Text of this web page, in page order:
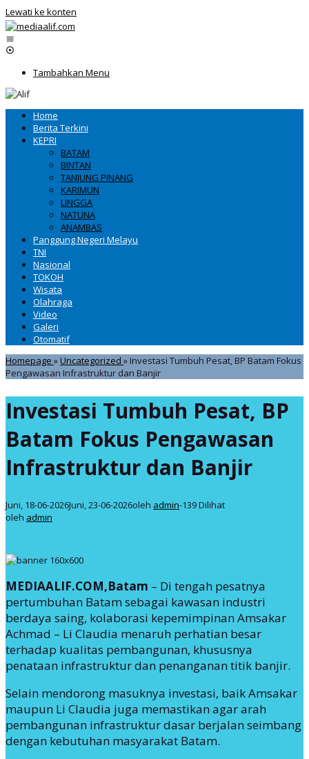
Lewati ke konten
Tambahkan Menu
Home
Berita Terkini
KEPRI
BATAM
BINTAN
TANJUNG PINANG
KARIMUN
LINGGA
NATUNA
ANAMBAS
Panggung Negeri Melayu
TNI
Nasional
TOKOH
Wisata
Olahraga
Video
Galeri
Otomatif
Homepage »Uncategorized »Investasi Tumbuh Pesat, BP Batam Fokus
Pengawasan Infrastruktur dan Banjir
Investasi Tumbuh Pesat, BP
Batam Fokus Pengawasan
Infrastruktur dan Banjir
Juni, 18-06-2026Juni, 23-06-2026oleh admin-139 Dilihat
oleh admin
MEDIAALIF.COM,Batam – Di tengah pesatnya
pertumbuhan Batam sebagai kawasan industri
berdaya saing, kolaborasi kepemimpinan Amsakar
Achmad – Li Claudia menaruh perhatian besar
terhadap kualitas pembangunan, khususnya
penataan infrastruktur dan penanganan titik banjir.
Selain mendorong masuknya investasi, baik Amsakar
maupun Li Claudia juga memastikan agar arah
pembangunan infrastruktur dasar berjalan seimbang
dengan kebutuhan masyarakat Batam.